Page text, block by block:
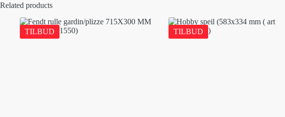
Related products
TILBUD TILBUD